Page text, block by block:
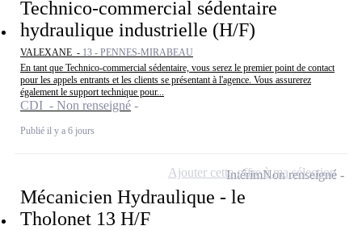
Technico-commercial sédentaire
hydraulique industrielle (H/F)
VALEXANE - 13 - PENNES-MIRABEAU
En tant que Technico-commercial sédentaire, vous serez le premier point de contact
pour les appels entrants et les clients se présentant à l'agence. Vous assurerez
également le support technique pour...
CDI - Non renseigné
Publié il y a 6 jours
Mécanicien Hydraulique - le
Tholonet 13 H/F
IntérimNon renseigné
Ajouter cette offre à ma sélection